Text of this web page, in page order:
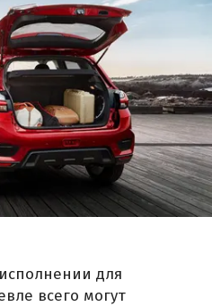
для
всего могут